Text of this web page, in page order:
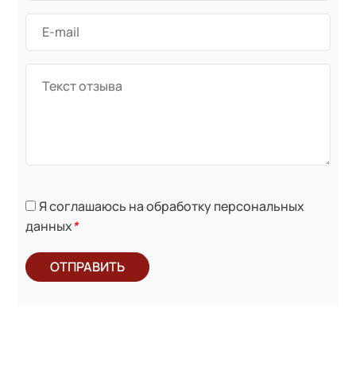
Я соглашаюсь на обработку персональных
данных*
ОТПРАВИТЬ